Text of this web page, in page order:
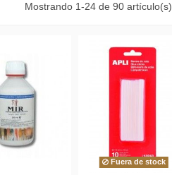
Mostrando 1-24 de 90 artículo(s)
Fuera de stock